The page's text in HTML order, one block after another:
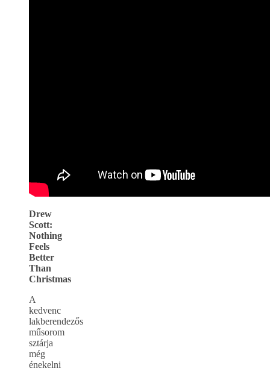
Drew
Scott:
Nothing
Feels
Better
Than
Christmas
A
kedvenc
lakberendezős
műsorom
sztárja
még
énekelni